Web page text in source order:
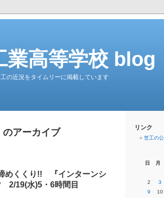
業高等学校 blog
の近況をタイムリーに掲載しています
アーカイブ
くくり!! 『インターンシ
2/19(水)5・6時間目
リンク
笠工の
日 月
2
3
9
10